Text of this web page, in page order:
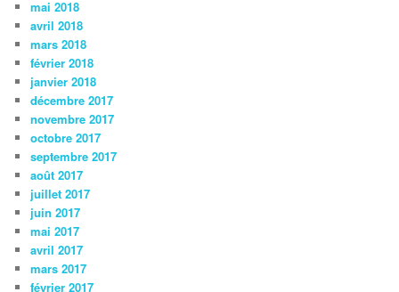
mai 2018
avril 2018
mars 2018
février 2018
janvier 2018
décembre 2017
novembre 2017
octobre 2017
septembre 2017
août 2017
juillet 2017
juin 2017
mai 2017
avril 2017
mars 2017
février 2017